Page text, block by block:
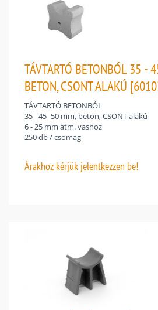
TÁVTARTÓ BETONBÓL 35 -
BETON, CSONT ALAKÚ
TÁVTARTÓ BETONBÓL
35 - 45 -50 mm, beton, CSONT alakú
6 - 25 mm átm. vashoz
250 db / csomag
Árakhoz kérjük jelentkezzen be!